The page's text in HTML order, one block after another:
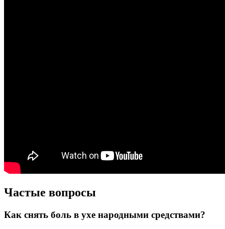
Частые вопросы
Как снять боль в ухе народными средствами?